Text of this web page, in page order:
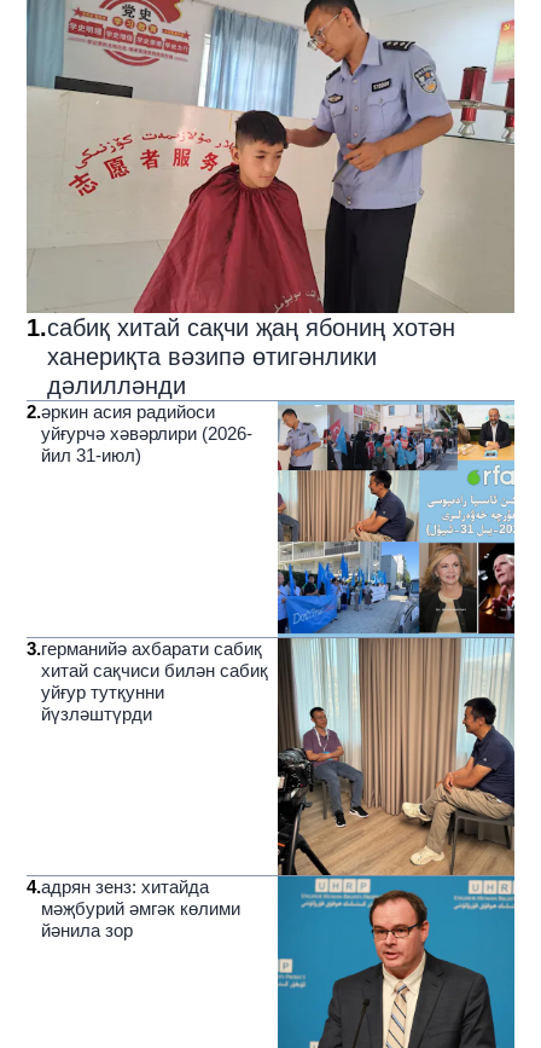
1.сабиқ хитай сақчи җаң ябониң хотән
ханериқта вәзипә өтигәнлики
дәлилләнди
2.әркин асия радийоси
уйғурчә хәвәрлири (2026-
йил 31-июл)
3.германийә ахбарати сабиқ
хитай сақчиси билән сабиқ
уйғур тутқунни
йүзләштүрди
4.адрян зенз: хитайда
мәҗбурий әмгәк көлими
йәнила зор